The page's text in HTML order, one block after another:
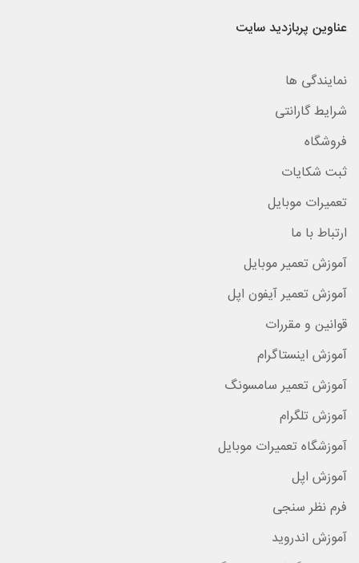
عناوین پربازدید سایت
نمایندگی ها
شرایط گارانتی
فروشگاه
ثبت شکایات
تعمیرات موبایل
ارتباط با ما
آموزش تعمیر موبایل
آموزش تعمیر آیفون اپل
قوانین و مقررات
آموزش اینستاگرام
آموزش تعمیر سامسونگ
آموزش تلگرام
آموزشگاه تعمیرات موبایل
آموزش اپل
فرم نظر سنجی
آموزش اندروید